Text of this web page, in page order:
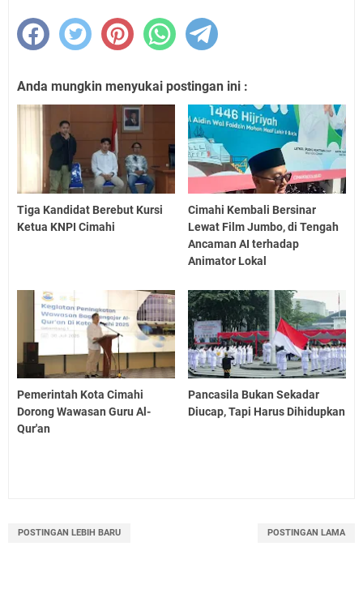
Anda mungkin menyukai postingan ini :
Tiga Kandidat Berebut Kursi
Ketua KNPI Cimahi
Cimahi Kembali Bersinar
Lewat Film Jumbo, di Tengah
Ancaman AI terhadap
Animator Lokal
Pemerintah Kota Cimahi
Dorong Wawasan Guru Al-
Qur'an
Pancasila Bukan Sekadar
Diucap, Tapi Harus Dihidupkan
POSTINGAN LEBIH BARU POSTINGAN LAMA